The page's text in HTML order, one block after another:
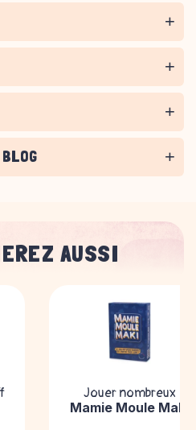
AUSSI
Jouer nombreux
Mamie Moule Maki